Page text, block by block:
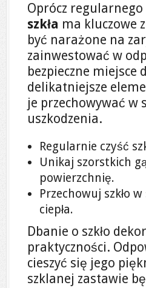
Oprócz regularnego
szkła ma kluczowe
być narażone na
zainwestować w
bezpieczne miejsce
delikatniejsze
je przechowywać
uszkodzenia.
Regularnie czyść
Unikaj szorstkich
powierzchnię.
Przechowuj szkło
ciepła.
Dbanie o szkło
praktyczności.
cieszyć się jego
szklanej zastawie